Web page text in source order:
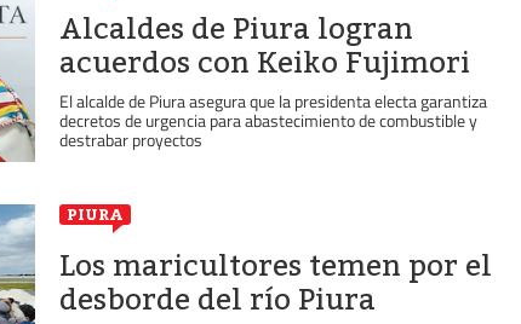
Alcaldes de Piura logran
acuerdos con Keiko Fujimori
El alcalde de Piura asegura que la presidenta electa garantiza
decretos de urgencia para abastecimiento de combustible y
destrabar proyectos
PIURA
Los maricultores temen por el
desborde del río Piura